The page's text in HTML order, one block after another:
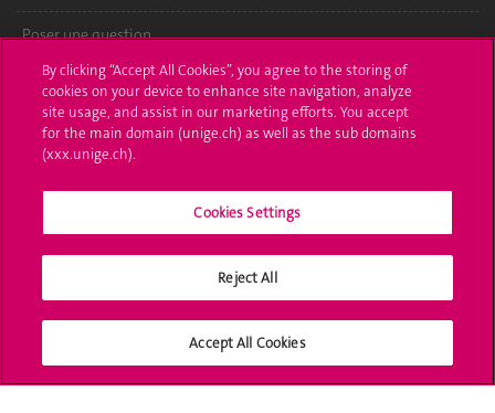
Poser une question
L'UNIGE vous informe
UNIGE Mobile
Bibliothèque
Médias sociaux UNIGE
By clicking “Accept All Cookies”, you agree to the storing of
cookies on your device to enhance site navigation, analyze
site usage, and assist in our marketing efforts. You accept
for the main domain (unige.ch) as well as the sub domains
(xxx.unige.ch).
Cookies Settings
Reject All
Accept All Cookies